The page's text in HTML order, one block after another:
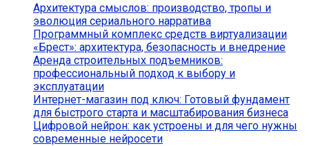
Архитектура смыслов: производство, тропы и
эволюция сериального нарратива
Программный комплекс средств виртуализации
«Брест»: архитектура, безопасность и внедрение
Аренда строительных подъемников:
профессиональный подход к выбору и
эксплуатации
Интернет-магазин под ключ: Готовый фундамент
для быстрого старта и масштабирования бизнеса
Цифровой нейрон: как устроены и для чего нужны
современные нейросети